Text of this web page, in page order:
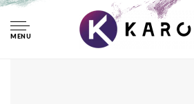
MENU
Afbeelding op acrylglas -